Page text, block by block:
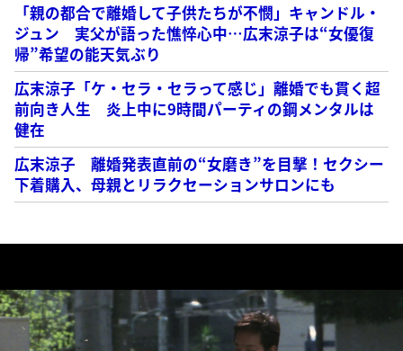
「親の都合で離婚して子供たちが不憫」キャンドル・
ジュン 実父が語った憔悴心中…広末涼子は“女優復
帰”希望の能天気ぶり
広末涼子「ケ・セラ・セラって感じ」離婚でも貫く超
前向き人生 炎上中に9時間パーティの鋼メンタルは
健在
広末涼子 離婚発表直前の“女磨き”を目撃！セクシー
下着購入、母親とリラクセーションサロンにも